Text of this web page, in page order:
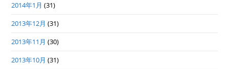
2014年1月 (31)
2013年12月 (31)
2013年11月 (30)
2013年10月 (31)